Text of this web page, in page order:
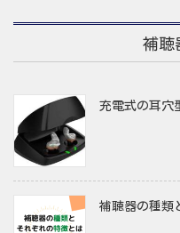
補聴
充電式の耳穴
補聴器の種類